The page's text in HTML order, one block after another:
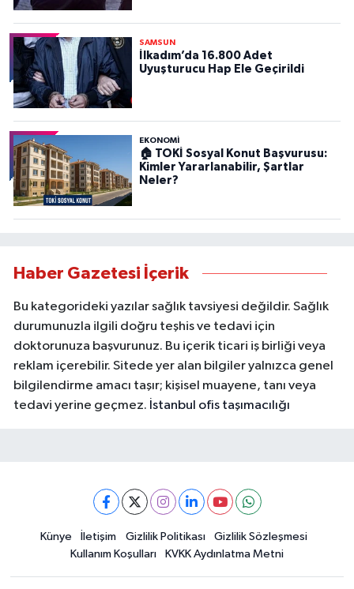
SAMSUN
İlkadım’da 16.800 Adet
Uyuşturucu Hap Ele Geçirildi
EKONOMİ
🏠 TOKİ Sosyal Konut Başvurusu:
Kimler Yararlanabilir, Şartlar
Neler?
Haber Gazetesi İçerik
Bu kategorideki yazılar sağlık tavsiyesi değildir. Sağlık
durumunuzla ilgili doğru teşhis ve tedavi için
doktorunuza başvurunuz. Bu içerik ticari iş birliği veya
reklam içerebilir. Sitede yer alan bilgiler yalnızca genel
bilgilendirme amacı taşır; kişisel muayene, tanı veya
tedavi yerine geçmez. İstanbul ofis taşımacılığı
Künye İletişim Gizlilik Politikası
Gizlilik Sözleşmesi
Kullanım Koşulları
KVKK Aydınlatma Metni